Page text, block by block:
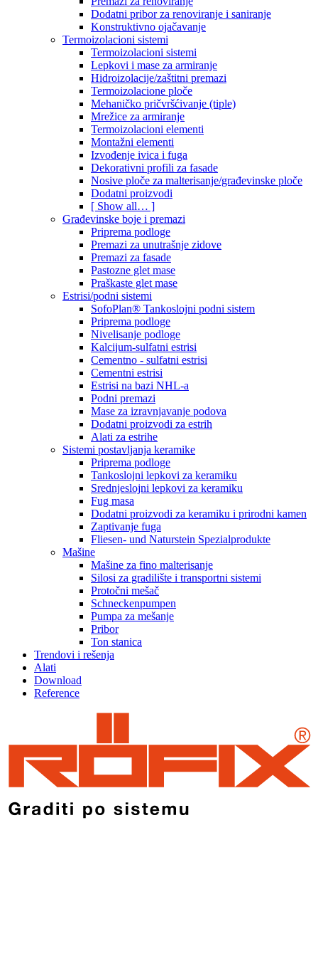
Dodatni pribor za renoviranje i saniranje
Konstruktivno ojačavanje
Termoizolacioni sistemi
Termoizolacioni sistemi
Lepkovi i mase za armiranje
Hidroizolacije/zaštitni premazi
Termoizolacione ploče
Mehaničko pričvršćivanje (tiple)
Mrežice za armiranje
Termoizolacioni elementi
Montažni elementi
Izvođenje ivica i fuga
Dekorativni profili za fasade
Nosive ploče za malterisanje/građevinske ploče
Dodatni proizvodi
[ Show all… ]
Građevinske boje i premazi
Priprema podloge
Premazi za unutrašnje zidove
Premazi za fasade
Pastozne glet mase
Praškaste glet mase
Estrisi/podni sistemi
SofoPlan® Tankoslojni podni sistem
Priprema podloge
Nivelisanje podloge
Kalcijum-sulfatni estrisi
Cementno - sulfatni estrisi
Cementni estrisi
Estrisi na bazi NHL-a
Podni premazi
Mase za izravnjavanje podova
Dodatni proizvodi za estrih
Alati za estrihe
Sistemi postavljanja keramike
Priprema podloge
Tankoslojni lepkovi za keramiku
Srednjeslojni lepkovi za keramiku
Fug masa
Dodatni proizvodi za keramiku i prirodni kamen
Zaptivanje fuga
Fliesen- und Naturstein Spezialprodukte
Mašine
Mašine za fino malterisanje
Silosi za gradilište i transportni sistemi
Protočni mešač
Schneckenpumpen
Pumpa za mešanje
Pribor
Ton stanica
Trendovi i rešenja
Alati
Download
Reference